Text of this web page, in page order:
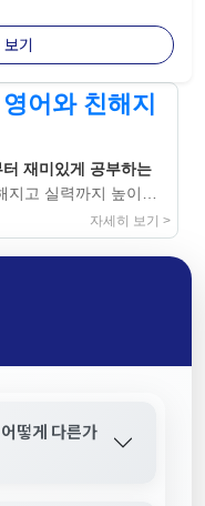
기
어와 친해지
재미있게 공부하는
지고 실력까지 높이는
자세히 보기 >
떻게 다른가